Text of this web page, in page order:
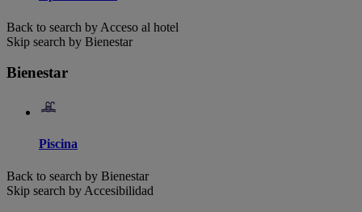
Back to search by Acceso al hotel
Skip search by Bienestar
Bienestar
Piscina
Back to search by Bienestar
Skip search by Accesibilidad